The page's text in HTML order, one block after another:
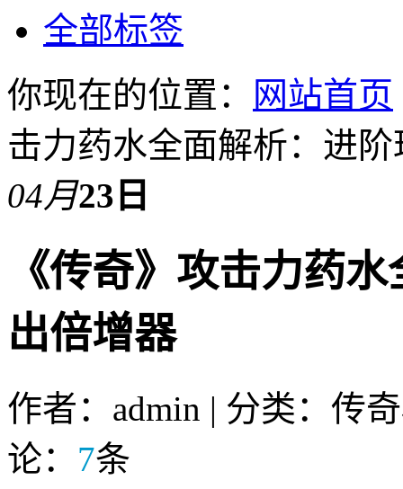
全部标签
你现在的位置：
网站首页
击力药水全面解析：进
04月23日
《传奇》攻击力药
出倍增器
作者：admin | 分类：传
论： 7条